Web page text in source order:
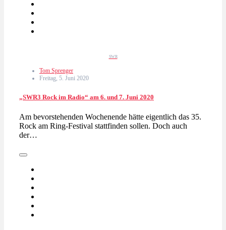
SWR
Tom Sprenger
Freitag, 5. Juni 2020
„SWR3 Rock im Radio“ am 6. und 7. Juni 2020
Am bevorstehenden Wochenende hätte eigentlich das 35.
Rock am Ring-Festival stattfinden sollen. Doch auch
der…